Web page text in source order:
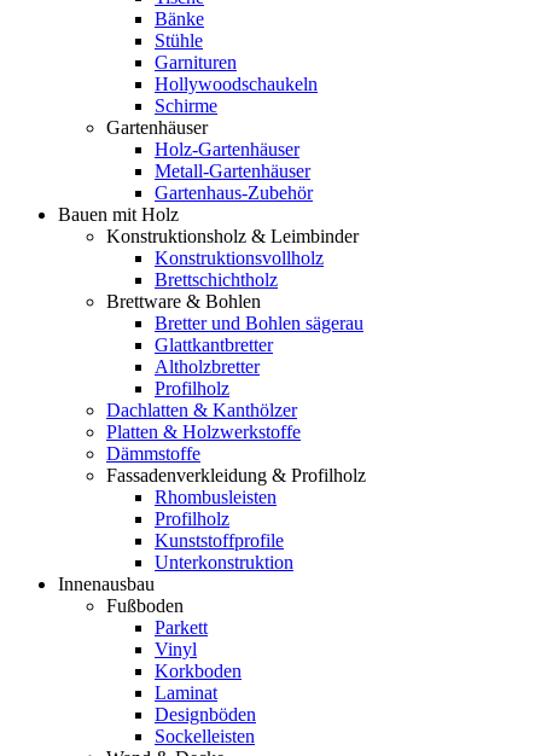
Bänke
Stühle
Garnituren
Hollywoodschaukeln
Schirme
Gartenhäuser
Holz-Gartenhäuser
Metall-Gartenhäuser
Gartenhaus-Zubehör
Bauen mit Holz
Konstruktionsholz & Leimbinder
Konstruktionsvollholz
Brettschichtholz
Brettware & Bohlen
Bretter und Bohlen sägerau
Glattkantbretter
Altholzbretter
Profilholz
Dachlatten & Kanthölzer
Platten & Holzwerkstoffe
Dämmstoffe
Fassadenverkleidung & Profilholz
Rhombusleisten
Profilholz
Kunststoffprofile
Unterkonstruktion
Innenausbau
Fußboden
Parkett
Vinyl
Korkboden
Laminat
Designböden
Sockelleisten